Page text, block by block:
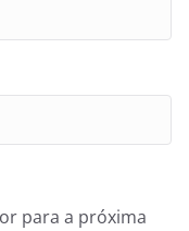
para a próxima